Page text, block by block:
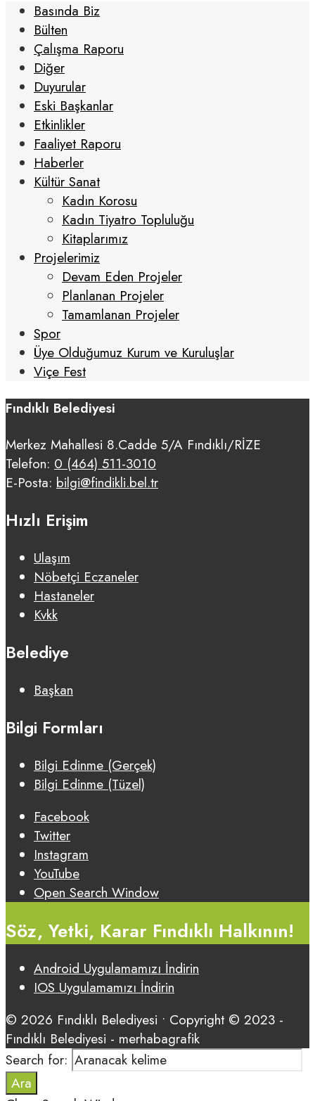
Basında Biz
Bülten
Çalışma Raporu
Diğer
Duyurular
Eski Başkanlar
Etkinlikler
Faaliyet Raporu
Haberler
Kültür Sanat
Kadın Korosu
Kadın Tiyatro Topluluğu
Kitaplarımız
Projelerimiz
Devam Eden Projeler
Planlanan Projeler
Tamamlanan Projeler
Spor
Üye Olduğumuz Kurum ve Kuruluşlar
Viçe Fest
Fındıklı Belediyesi
Merkez Mahallesi 8.Cadde 5/A Fındıklı/RİZE
Telefon: 0 (464) 511-3010
E-Posta: bilgi@findikli.bel.tr
Hızlı Erişim
Ulaşım
Nöbetçi Eczaneler
Hastaneler
Kvkk
Belediye
Başkan
Bilgi Formları
Bilgi Edinme (Gerçek)
Bilgi Edinme (Tüzel)
Facebook
Twitter
Instagram
YouTube
Open Search Window
Söz, Yetki, Karar Fındıklı Halkının!
Android Uygulamamızı İndirin
IOS Uygulamamızı İndirin
© 2026 Fındıklı Belediyesi • Copyright © 2023 -
Fındıklı Belediyesi - merhabagrafik
Search for:
Ara